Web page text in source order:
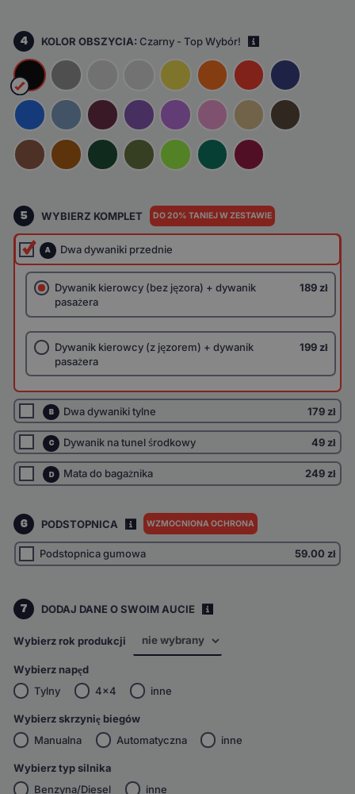
4 KOLOR OBSZYCIA:Czarny - Top Wybór!
5 WYBIERZ KOMPLET DO 20% TANIEJ W ZESTAWIE
A Dwa dywaniki przednie
Dywanik kierowcy (bez jęzora) + dywanik
pasażera
189 zł
Dywanik kierowcy (z jęzorem) + dywanik
pasażera
199 zł
B Dwa dywaniki tylne 179 zł
C Dywanik na tunel środkowy 49 zł
D Mata do bagażnika 249 zł
6 PODSTOPNICA WZMOCNIONA OCHRONA
Podstopnica gumowa 59.00 zł
7 DODAJ DANE O SWOIM AUCIE
Wybierz rok produkcji
Wybierz napęd
Tylny
4x4 inne
Wybierz skrzynię biegów
Manualna
Automatyczna inne
Wybierz typ silnika
Benzyna/Diesel
inne